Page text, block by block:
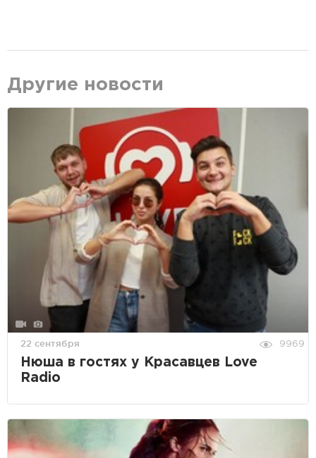
Другие новости
22 сентября 9969
Нюша в гостях у Красавцев Love
Radio